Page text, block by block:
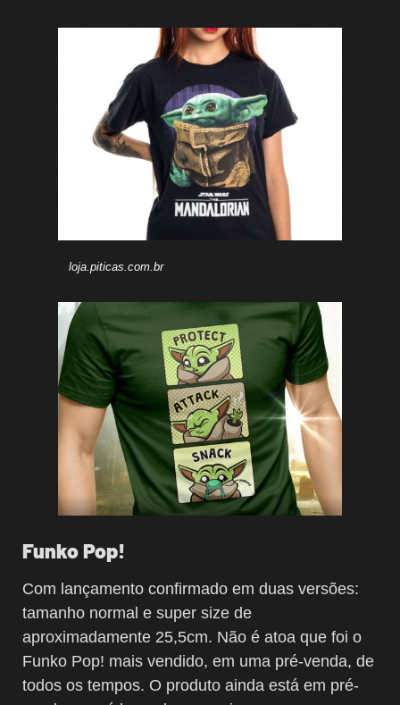
loja.piticas.com.br
Funko Pop!
Com lançamento confirmado em duas versões:
tamanho normal e super size de
aproximadamente 25,5cm. Não é atoa que foi o
Funko Pop! mais vendido, em uma pré-venda, de
todos os tempos. O produto ainda está em pré-